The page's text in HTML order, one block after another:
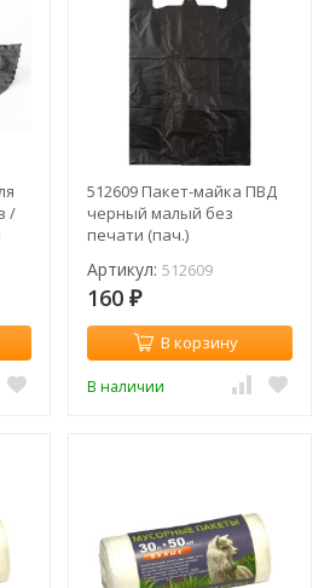
/
512609 Пакет-майка ПВД
черный малый без
печати (пач.)
Артикул: 512609
160 ₽
В корзину
В наличии